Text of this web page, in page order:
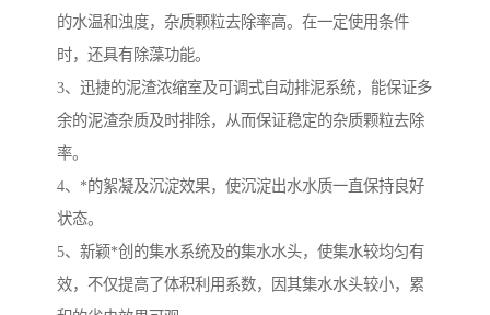
的水温和浊度，杂质颗粒去除率高。在一定使用条件
时，还具有除藻功能。
3、迅捷的泥渣浓缩室及可调式自动排泥系统，能保证多
余的泥渣杂质及时排除，从而保证稳定的杂质颗粒去除
率。
4、*的絮凝及沉淀效果，使沉淀出水水质一直保持良好
状态。
5、新颖*创的集水系统及的集水水头，使集水较均匀有
效，不仅提高了体积利用系数，因其集水水头较小，累